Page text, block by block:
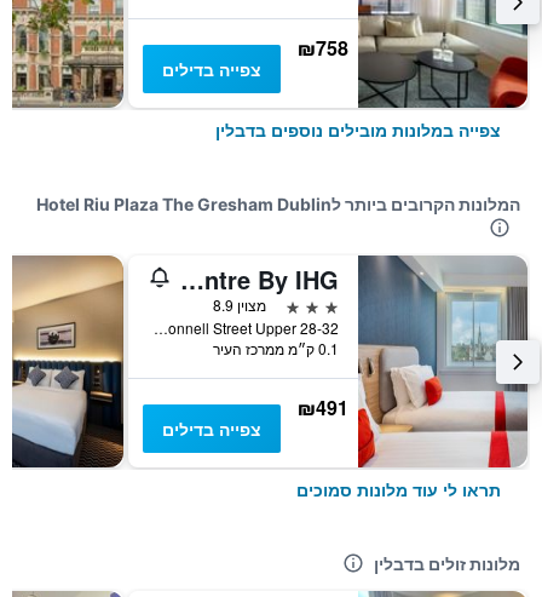
₪758
צפייה בדילים
צפייה במלונות מובילים נוספים בדבלין
המלונות הקרובים ביותר לHotel Riu Plaza The Gresham Dublin
Holiday Inn Express Dublin City Centre By IHG
3 כוכבים
מצוין 8.9
28-32 O'Connell Street Upper, דבלין, אירלנד
0.1 ק״מ ממרכז העיר
₪491
צפייה בדילים
תראו לי עוד מלונות סמוכים
מלונות זולים בדבלין